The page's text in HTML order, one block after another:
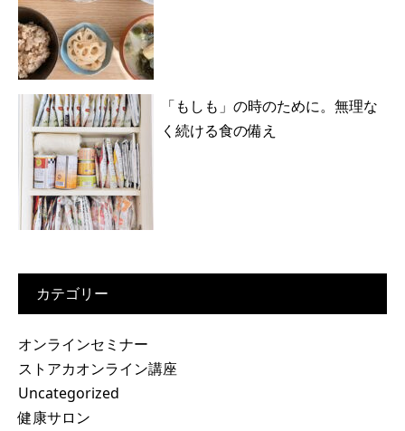
「もしも」の時のために。無理な
く続ける食の備え
カテゴリー
オンラインセミナー
ストアカオンライン講座
Uncategorized
健康サロン